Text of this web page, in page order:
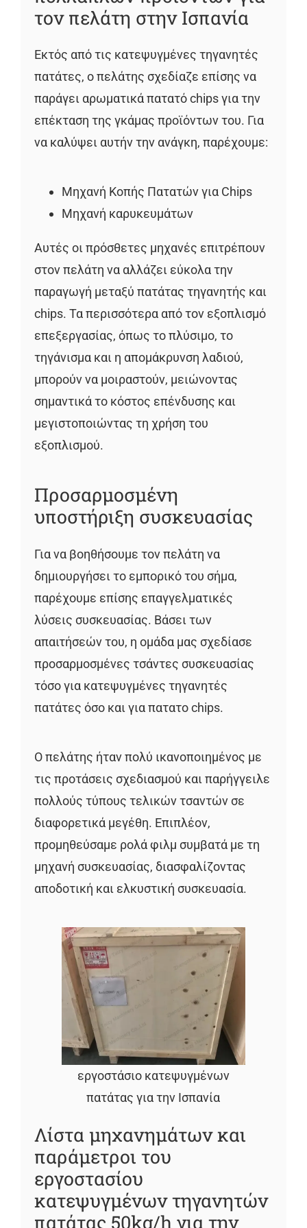
τον πελάτη στην Ισπανία
Εκτός από τις κατεψυγμένες τηγανητές
πατάτες, ο πελάτης σχεδίαζε επίσης να
παράγει αρωματικά πατατό chips για την
επέκταση της γκάμας προϊόντων του. Για
να καλύψει αυτήν την ανάγκη, παρέχουμε:
Μηχανή Κοπής Πατατών για Chips
Μηχανή καρυκευμάτων
Αυτές οι πρόσθετες μηχανές επιτρέπουν
στον πελάτη να αλλάζει εύκολα την
παραγωγή μεταξύ πατάτας τηγανητής και
chips. Τα περισσότερα από τον εξοπλισμό
επεξεργασίας, όπως το πλύσιμο, το
τηγάνισμα και η απομάκρυνση λαδιού,
μπορούν να μοιραστούν, μειώνοντας
σημαντικά το κόστος επένδυσης και
μεγιστοποιώντας τη χρήση του
εξοπλισμού.
Προσαρμοσμένη
υποστήριξη συσκευασίας
Για να βοηθήσουμε τον πελάτη να
δημιουργήσει το εμπορικό του σήμα,
παρέχουμε επίσης επαγγελματικές
λύσεις συσκευασίας. Βάσει των
απαιτήσεών του, η ομάδα μας σχεδίασε
προσαρμοσμένες τσάντες συσκευασίας
τόσο για κατεψυγμένες τηγανητές
πατάτες όσο και για πατατο chips.
Ο πελάτης ήταν πολύ ικανοποιημένος με
τις προτάσεις σχεδιασμού και παρήγγειλε
πολλούς τύπους τελικών τσαντών σε
διαφορετικά μεγέθη. Επιπλέον,
προμηθεύσαμε ρολά φιλμ συμβατά με τη
μηχανή συσκευασίας, διασφαλίζοντας
αποδοτική και ελκυστική συσκευασία.
εργοστάσιο κατεψυγμένων
πατάτας για την Ισπανία
Λίστα μηχανημάτων και
παράμετροι του
εργοστασίου
κατεψυγμένων τηγανητών
πατάτας 50kg/h για την